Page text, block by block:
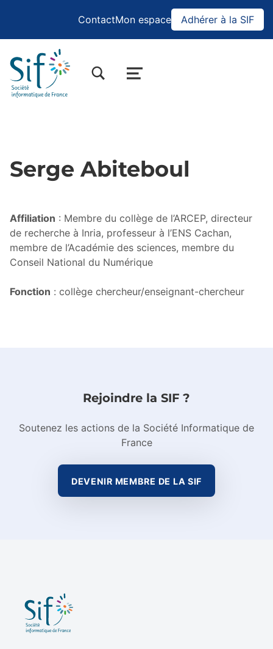
ContactMon espace Adhérer à la SIF
BASCULER LA BOÎTE DE DIALOGUE DU FORMULAIRE DE RECHERCHE
MENU
Serge Abiteboul
Affiliation : Membre du collège de l’ARCEP, directeur
de recherche à Inria, professeur à l’ENS Cachan,
membre de l’Académie des sciences, membre du
Conseil National du Numérique
Fonction : collège chercheur/enseignant-chercheur
Rejoindre la SIF ?
Soutenez les actions de la Société Informatique de
France
DEVENIR MEMBRE DE LA SIF